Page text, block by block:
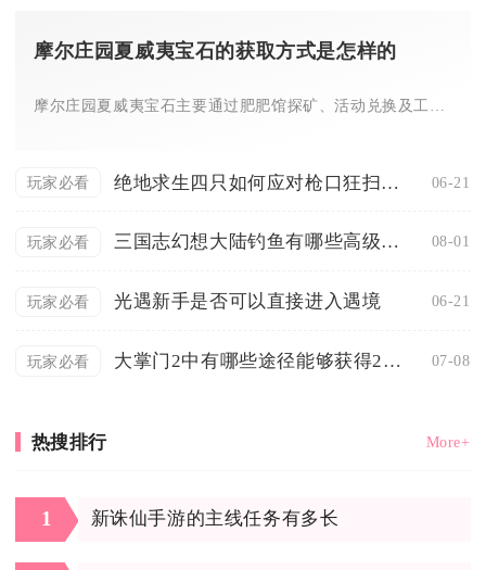
摩尔庄园夏威夷宝石的获取方式是怎样的
摩尔庄园夏威夷宝石主要通过肥肥馆探矿、活动兑换及工坊加工三大...
玩家必看 绝地求生四只如何应对枪口狂扫问题 06-21
玩家必看 三国志幻想大陆钓鱼有哪些高级技巧 08-01
玩家必看 光遇新手是否可以直接进入遇境 06-21
玩家必看 大掌门2中有哪些途径能够获得20份甲装备 07-08
热搜排行 More+
1 新诛仙手游的主线任务有多长